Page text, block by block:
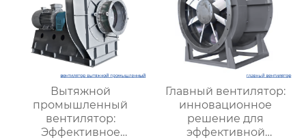
Вытяжной
промышленный
вентилятор:
Эффективное
Главный вентилятор:
инновационное
решение для
эффективной